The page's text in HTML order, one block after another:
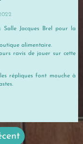
Jacques Brel pour la
alimentaire.
ravis de jouer sur cette
répliques font mouche à